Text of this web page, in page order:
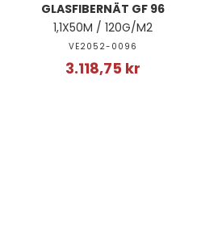
GLASFIBERNÄT GF 96
1,1X50M / 120G/M2
VE2052-0096
3.118,75 kr